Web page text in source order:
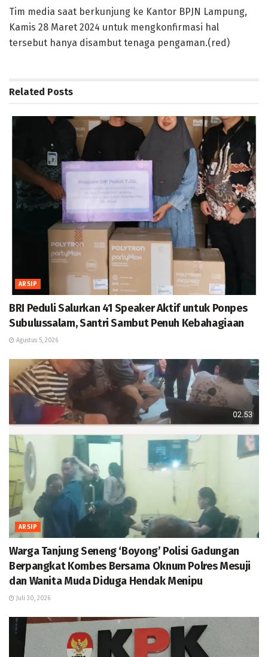
Tim media saat berkunjung ke Kantor BPJN Lampung,
Kamis 28 Maret 2024 untuk mengkonfirmasi hal
tersebut hanya disambut tenaga pengaman.(red)
Related Posts
ARSIP
BRI Peduli Salurkan 41 Speaker Aktif untuk Ponpes
Subulussalam, Santri Sambut Penuh Kebahagiaan
Agustus 5, 2026
ARSIP
Warga Tanjung Seneng ‘Boyong’ Polisi Gadungan
Berpangkat Kombes Bersama Oknum Polres Mesuji
dan Wanita Muda Diduga Hendak Menipu
Juli 30, 2026